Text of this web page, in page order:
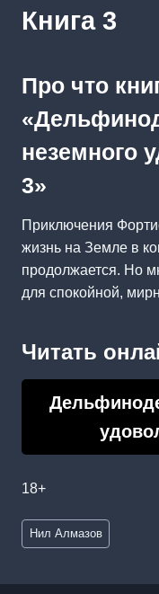
Книга 3
Про что
неземного
3»
Приключения
жизнь на Земле в
продолжается. Но
для спокойной,
Читать
18+
Метки
записи:
Нил Алмазов